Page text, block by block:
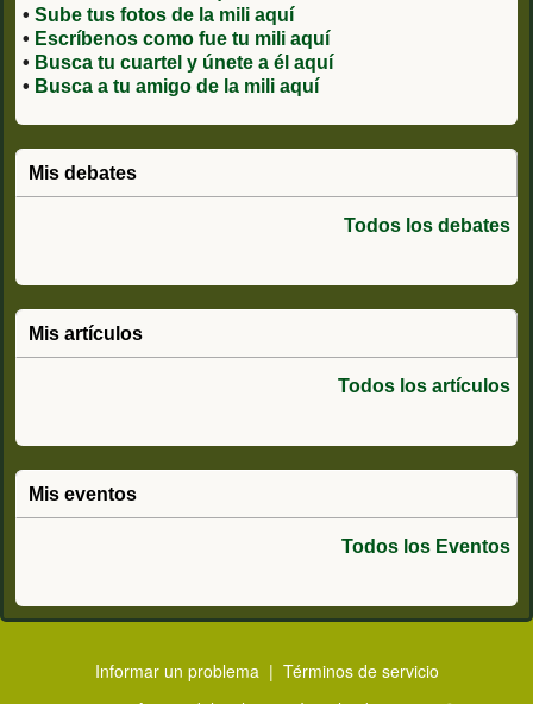
• Sube tus fotos de la mili aquí
• Escríbenos como fue tu mili aquí
• Busca tu cuartel y únete a él aquí
• Busca a tu amigo de la mili aquí
Mis debates
Todos los debates
Mis artículos
Todos los artículos
Mis eventos
Todos los Eventos
Informar un problema | Términos de servicio